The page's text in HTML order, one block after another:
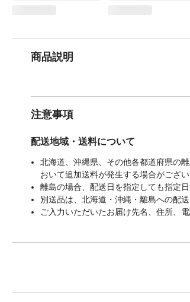
商品説明
注意事項
配送地域・送料について
北海道、沖縄県、その他各都道府県の
おいて追加送料が発生する場合がござい
離島の場合、配送日を指定しても指定
別送品は、北海道・沖縄・離島への配送
ご入力いただいたお届け先名、住所、